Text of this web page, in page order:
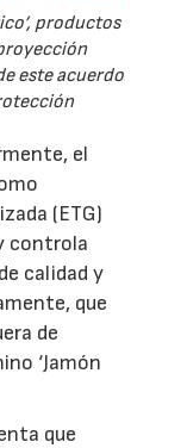
productos
este acuerdo
el
(ETG)
controla
calidad y
que
de
‘Jamón
que